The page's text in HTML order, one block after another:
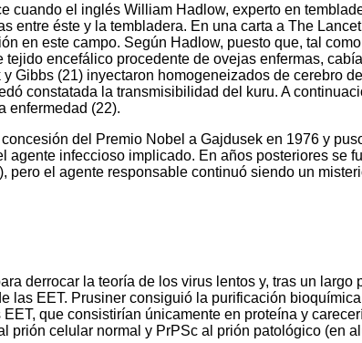
cuando el inglés William Hadlow, experto en
éste y la tembladera. En una carta a The
en este campo. Según Hadlow, puesto que, tal
encefálico procedente de ovejas enfermas,
Gibbs (21) inyectaron homogeneizados de cerebro
constatada la transmisibilidad del kuru. A
enfermedad (22).
del Premio Nobel a Gajdusek en 1976 y
infeccioso implicado. En años posteriores se
el agente responsable continuó siendo un
derrocar la teoría de los virus lentos y, tras un
EET. Prusiner consiguió la purificación
que consistirían únicamente en proteína y
celular normal y PrPSc al prión patológico (en